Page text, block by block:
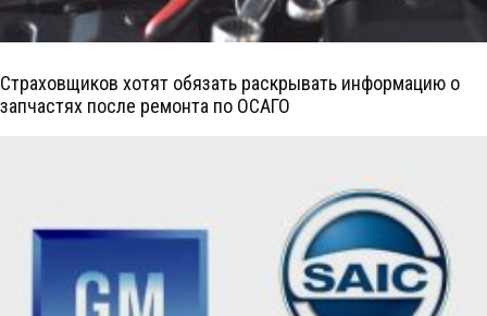
Страховщиков хотят обязать раскрывать информацию о
запчастях после ремонта по ОСАГО